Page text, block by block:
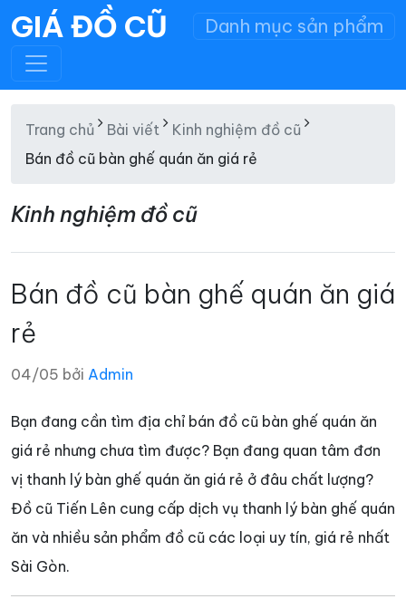
GIÁ ĐỒ CŨ Danh mục sản phẩm
Trang chủ Bài viết
Kinh nghiệm đồ cũ
Bán đồ cũ bàn ghế quán ăn giá rẻ
Kinh nghiệm đồ cũ
Bán đồ cũ bàn ghế quán ăn giá
rẻ
04/05 bởi Admin
Bạn đang cần tìm địa chỉ bán đồ cũ bàn ghế quán ăn
giá rẻ nhưng chưa tìm được? Bạn đang quan tâm đơn
vị thanh lý bàn ghế quán ăn giá rẻ ở đâu chất lượng?
Đồ cũ Tiến Lên cung cấp dịch vụ thanh lý bàn ghế quán
ăn và nhiều sản phẩm đồ cũ các loại uy tín, giá rẻ nhất
Sài Gòn.